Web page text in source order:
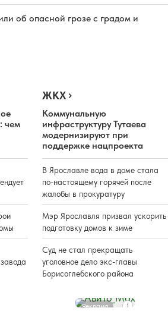
об опасной грозе с градом и
чем
ЖКХ
Коммунальную
инфраструктуру Тутаева
модернизируют при
поддержке нацпроекта
В Ярославле вода в доме стала
по-настоящему горячей после
жалобы в прокуратуру
Мэр Ярославля призвал ускорить
подготовку домов к зиме
Суд не стал прекращать
уголовное дело экс-главы
Борисоглебского района
Реклама